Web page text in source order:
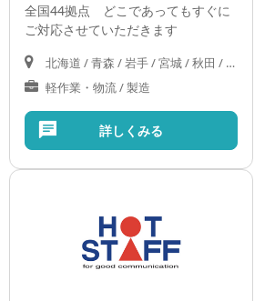
全国44拠点 どこであってもすぐに
ご対応させていただきます
北海道 / 青森 / 岩手 / 宮城 / 秋田 / 山形 / 福島 / 茨城 / 栃木 / 群馬 / 埼玉 / 千葉 / 東京 / 神奈川 / 新潟 / 富山 / 石川 / 福井 / 山梨 / 長野 / 岐阜 / 静岡 / 愛知 / 三重 / 滋賀 / 京都 / 大阪 / 兵庫 / 奈良 / 和歌山 / 鳥取 / 島根 / 岡山 / 広島 / 山口 / 徳島 / 愛媛 / 香川 / 高知 / 福岡 / 佐賀 / 長崎 / 熊本 / 大分 / 宮崎 / 鹿児島 / 沖縄
軽作業・物流 / 製造
詳しくみる